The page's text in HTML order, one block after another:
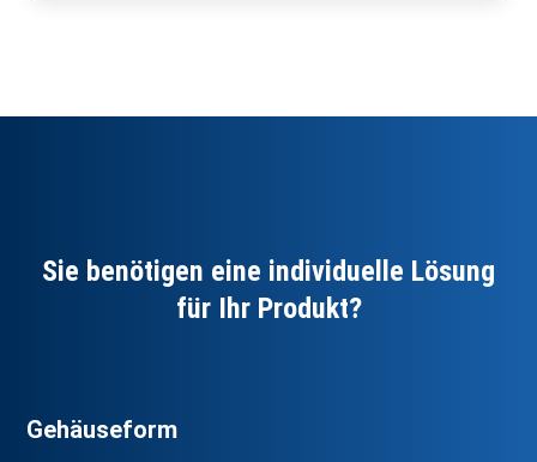
Sie benötigen eine individuelle Lösung
für Ihr Produkt?
Gehäuseform